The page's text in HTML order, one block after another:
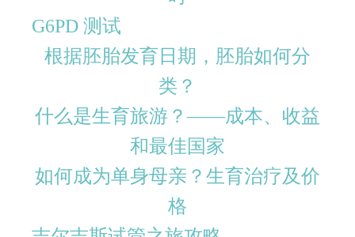
G6PD 测试
根据胚胎发育日期，胚胎如何分
类？
什么是生育旅游？——成本、收益
和最佳国家
如何成为单身母亲？生育治疗及价
格